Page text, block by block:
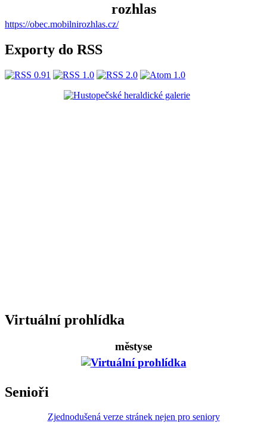
https://obec.mobilnirozhlas.cz/
Exporty do RSS
Virtuální prohlídka
městyse
Senioři
Zjednodušená verze stránek nejen pro seniory